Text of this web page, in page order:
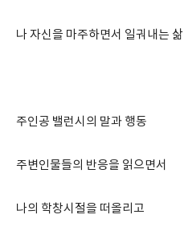
나 자신을 마주하면서 일궈내는 삶
주인공 밸런시의 말과 행동
주변인물들의 반응을 읽으면서
나의 학창시절을 떠올리고